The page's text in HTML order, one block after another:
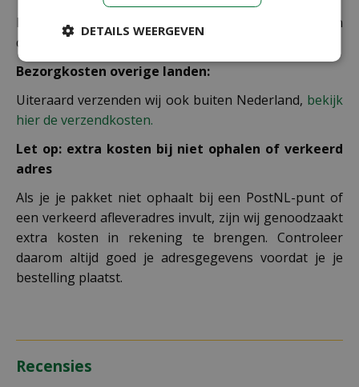
De juiste verzendkosten worden in de laatste stap van
de winkelwagen berekend.
Bezorgkosten overige landen:
Uiteraard verzenden wij ook buiten Nederland, bekijk
hier de verzendkosten.
Let op: extra kosten bij niet ophalen of verkeerd
adres
Als je je pakket niet ophaalt bij een PostNL-punt of
een verkeerd afleveradres invult, zijn wij genoodzaakt
extra kosten in rekening te brengen. Controleer
daarom altijd goed je adresgegevens voordat je je
bestelling plaatst.
Recensies
DETAILS WEERGEVEN